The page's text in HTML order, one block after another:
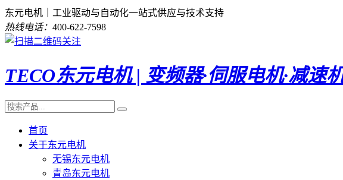
东元电机｜工业驱动与自动化一站式供应与技术支持
热线电话： 400-622-7598
TECO东元电机 | 变频器·伺服电机·减速
首页
关于东元电机
无锡东元电机
青岛东元电机